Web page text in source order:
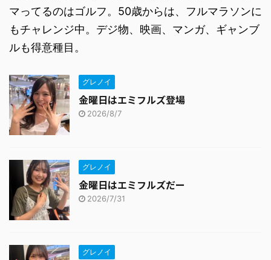
マってるのはゴルフ。50歳からは、フルマラソンに
もチャレンジ中。デジ物、映画、マンガ、ギャンブ
ルも得意種目。
グレノイ
金曜日はエミフルズ登場
2026/8/7
グレノイ
金曜日はエミフルズだー
2026/7/31
グレノイ